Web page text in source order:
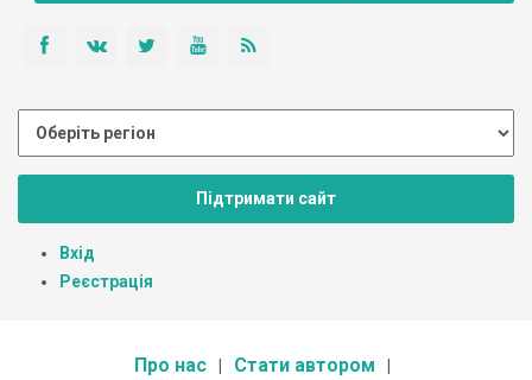
Підтримати сайт
Вхід
Реєстрація
Про нас Стати автором